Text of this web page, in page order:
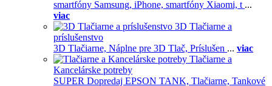
smartfóny Samsung, iPhone, smartfóny Xiaomi, t ...
viac
3D Tlačiarne a
príslušenstvo
3D Tlačiarne, Náplne pre 3D Tlač, Príslušen ... viac
Tlačiarne a
Kancelárske potreby
SUPER Dopredaj EPSON TANK, Tlačiarne, Tankové